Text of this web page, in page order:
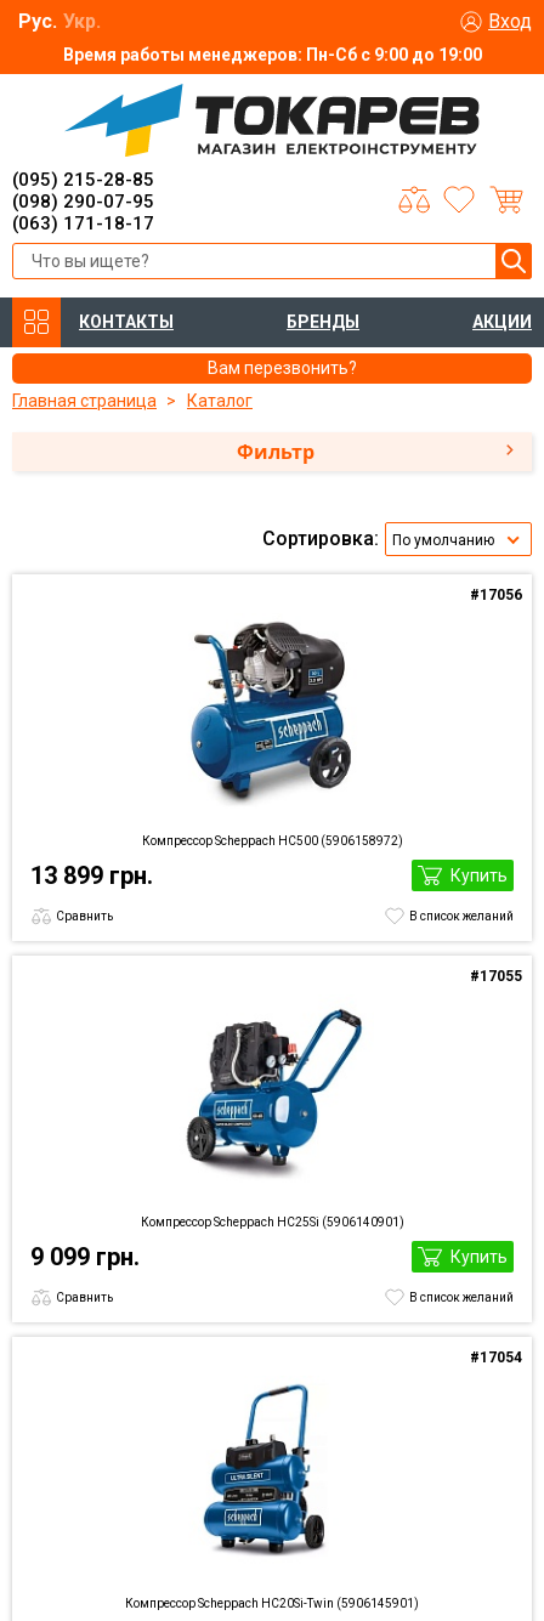
Время работы менеджеров: Пн-Сб с 9:00 до 19:00
Рус. Укр. Вход
(095) 215-28-85
(098) 290-07-95
(063) 171-18-17
КОНТАКТЫ БРЕНДЫ АКЦИИ
Вам перезвонить?
Главная страница
Каталог
Фильтр
Сортировка: По умолчанию
Компрессор Scheppach HC500 (5906158972)
#17056
13 899 грн. Купить
Сравнить В список желаний
Компрессор Scheppach HC25Si (5906140901)
#17055
9 099 грн. Купить
Сравнить В список желаний
Компрессор Scheppach HC20Si-Twin (5906145901)
#17054